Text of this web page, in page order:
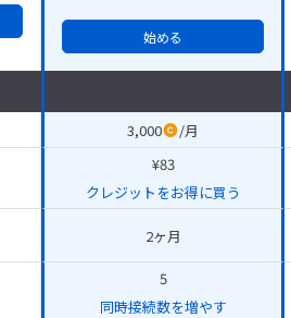
始める
3,000 /月
¥83
クレジットをお得に買う
2ヶ月
5
同時接続数を増やす